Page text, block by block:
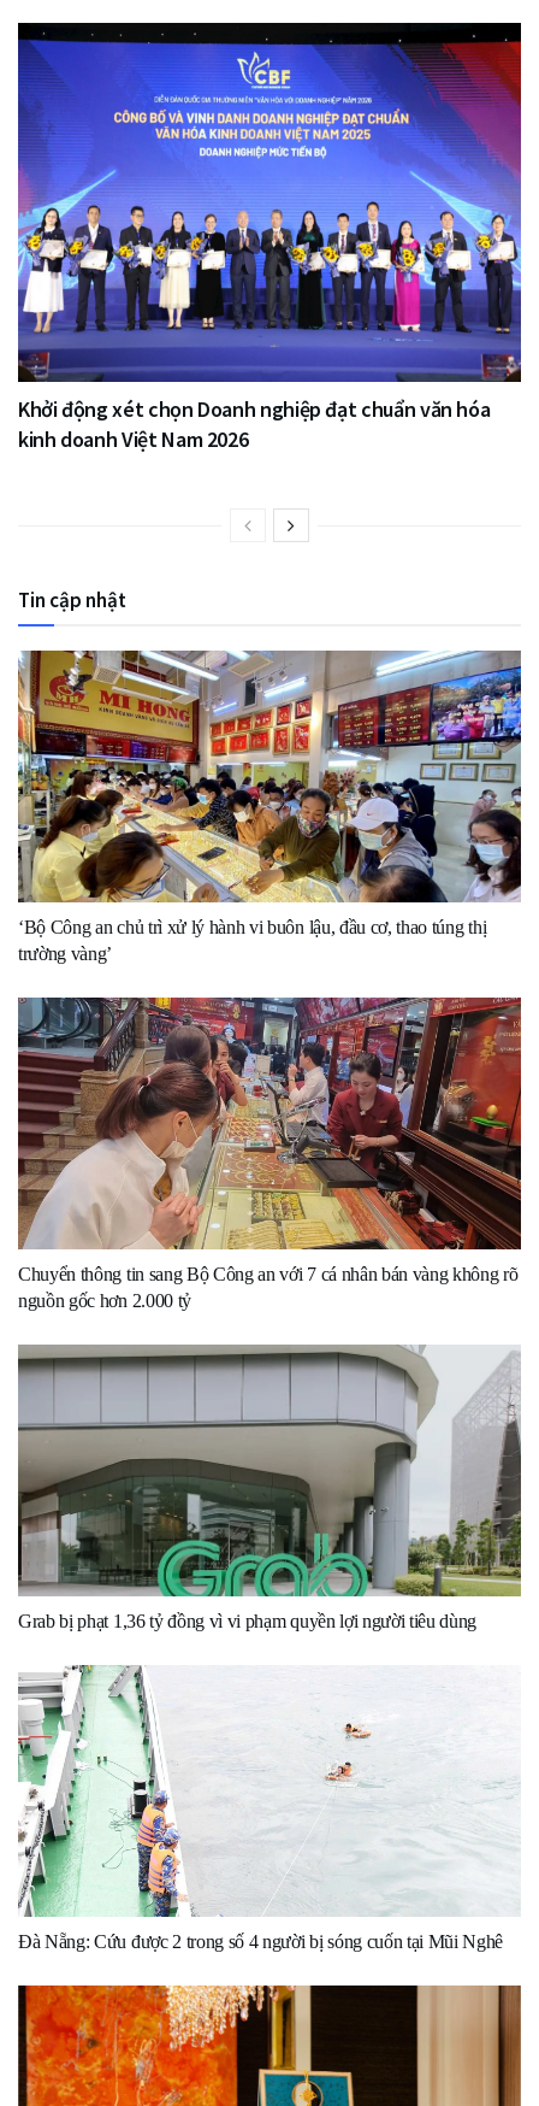
Khởi động xét chọn Doanh nghiệp đạt chuẩn văn hóa
kinh doanh Việt Nam 2026
Tin cập nhật
‘Bộ Công an chủ trì xử lý hành vi buôn lậu, đầu cơ, thao túng thị
trường vàng’
Chuyển thông tin sang Bộ Công an với 7 cá nhân bán vàng không rõ
nguồn gốc hơn 2.000 tỷ
Grab bị phạt 1,36 tỷ đồng vì vi phạm quyền lợi người tiêu dùng
Đà Nẵng: Cứu được 2 trong số 4 người bị sóng cuốn tại Mũi Nghê